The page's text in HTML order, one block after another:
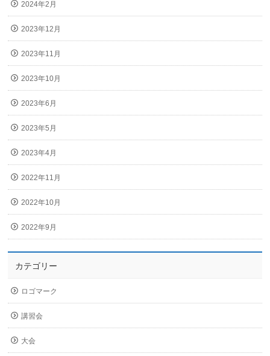
2024年2月
2023年12月
2023年11月
2023年10月
2023年6月
2023年5月
2023年4月
2022年11月
2022年10月
2022年9月
カテゴリー
ロゴマーク
講習会
大会